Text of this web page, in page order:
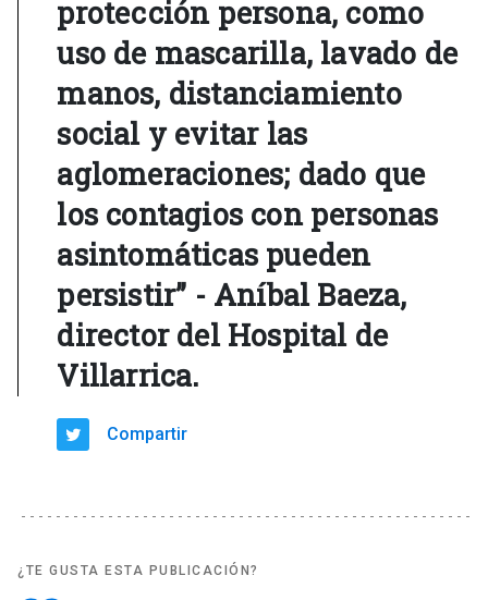
protección persona, como
uso de mascarilla, lavado de
manos, distanciamiento
social y evitar las
aglomeraciones; dado que
los contagios con personas
asintomáticas pueden
persistir” - Aníbal Baeza,
director del Hospital de
Villarrica.
Compartir
¿TE GUSTA ESTA PUBLICACIÓN?